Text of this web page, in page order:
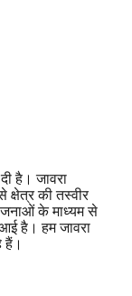
है। जावरा
क्षेत्र की तस्वीर
के माध्यम से
है। हम जावरा
हैं।